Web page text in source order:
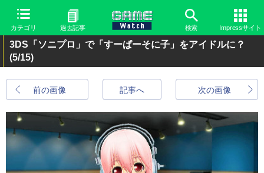
カテゴリ 過去記事 検索 Impressサイト
3DS「ソニプロ」で「すーぱーそに子」をアイドルに？
(5/15)
前の画像 次の画像
記事へ